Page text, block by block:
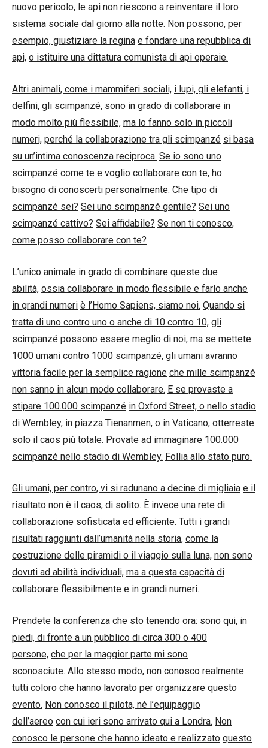
nuovo pericolo, le api non riescono a reinventare il loro
sistema sociale dal giorno alla notte. Non possono, per
esempio, giustiziare la regina e fondare una repubblica di
api, o istituire una dittatura comunista di api operaie.
Altri animali, come i mammiferi sociali, i lupi, gli elefanti, i
delfini, gli scimpanzé, sono in grado di collaborare in
modo molto più flessibile, ma lo fanno solo in piccoli
numeri, perché la collaborazione tra gli scimpanzé si basa
su un’intima conoscenza reciproca. Se io sono uno
scimpanzé come te e voglio collaborare con te, ho
bisogno di conoscerti personalmente. Che tipo di
scimpanzé sei? Sei uno scimpanzé gentile? Sei uno
scimpanzé cattivo? Sei affidabile? Se non ti conosco,
come posso collaborare con te?
L’unico animale in grado di combinare queste due
abilità, ossia collaborare in modo flessibile e farlo anche
in grandi numeri è l’Homo Sapiens, siamo noi. Quando si
tratta di uno contro uno o anche di 10 contro 10, gli
scimpanzé possono essere meglio di noi, ma se mettete
1000 umani contro 1000 scimpanzé, gli umani avranno
vittoria facile per la semplice ragione che mille scimpanzé
non sanno in alcun modo collaborare. E se provaste a
stipare 100.000 scimpanzé in Oxford Street, o nello stadio
di Wembley, in piazza Tienanmen, o in Vaticano, otterreste
solo il caos più totale. Provate ad immaginare 100.000
scimpanzé nello stadio di Wembley. Follia allo stato puro.
Gli umani, per contro, vi si radunano a decine di migliaia e il
risultato non è il caos, di solito. È invece una rete di
collaborazione sofisticata ed efficiente. Tutti i grandi
risultati raggiunti dall’umanità nella storia, come la
costruzione delle piramidi o il viaggio sulla luna, non sono
dovuti ad abilità individuali, ma a questa capacità di
collaborare flessibilmente e in grandi numeri.
Prendete la conferenza che sto tenendo ora: sono qui, in
piedi, di fronte a un pubblico di circa 300 o 400
persone, che per la maggior parte mi sono
sconosciute. Allo stesso modo, non conosco realmente
tutti coloro che hanno lavorato per organizzare questo
evento. Non conosco il pilota, né l’equipaggio
dell’aereo con cui ieri sono arrivato qui a Londra. Non
conosco le persone che hanno ideato e realizzato questo